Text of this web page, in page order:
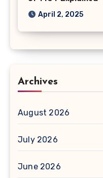
April 2, 2025
Archives
August 2026
July 2026
June 2026